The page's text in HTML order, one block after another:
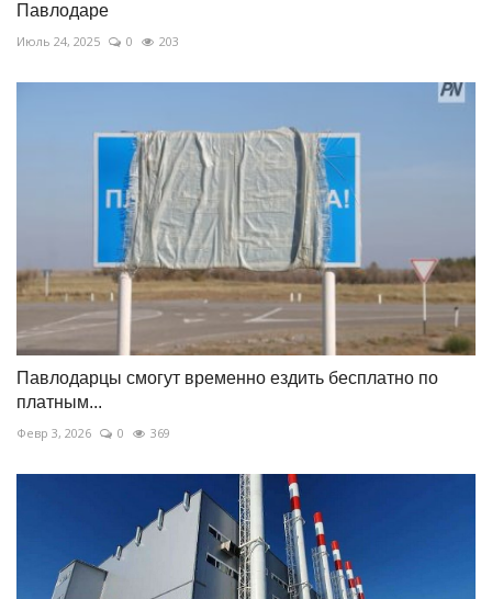
Павлодаре
Июль 24, 2025 0 203
Павлодарцы смогут временно ездить бесплатно по
платным...
Февр 3, 2026 0 369